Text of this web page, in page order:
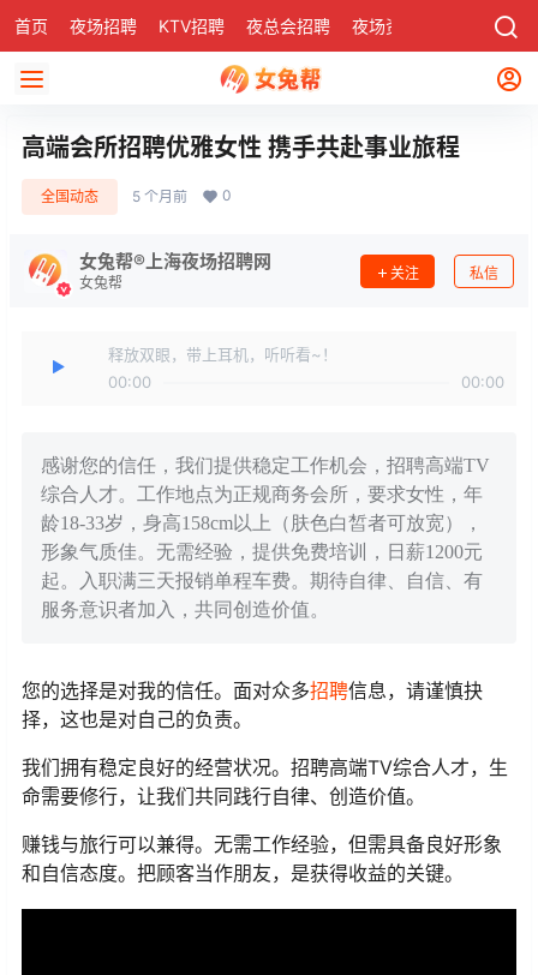
首页 夜场招聘 KTV招聘 夜总会招聘 夜场资讯 社区
高端会所招聘优雅女性 携手共赴事业旅程
全国动态 5 个月前 0
女兔帮®上海夜场招聘网
女兔帮
关注 私信
释放双眼，带上耳机，听听看~！
00:00
00:00
感谢您的信任，我们提供稳定工作机会，招聘高端TV
综合人才。工作地点为正规商务会所，要求女性，年
龄18-33岁，身高158cm以上（肤色白皙者可放宽），
形象气质佳。无需经验，提供免费培训，日薪1200元
起。入职满三天报销单程车费。期待自律、自信、有
服务意识者加入，共同创造价值。
您的选择是对我的信任。面对众多招聘信息，请谨慎抉
择，这也是对自己的负责。
我们拥有稳定良好的经营状况。招聘高端TV综合人才，生
命需要修行，让我们共同践行自律、创造价值。
赚钱与旅行可以兼得。无需工作经验，但需具备良好形象
和自信态度。把顾客当作朋友，是获得收益的关键。